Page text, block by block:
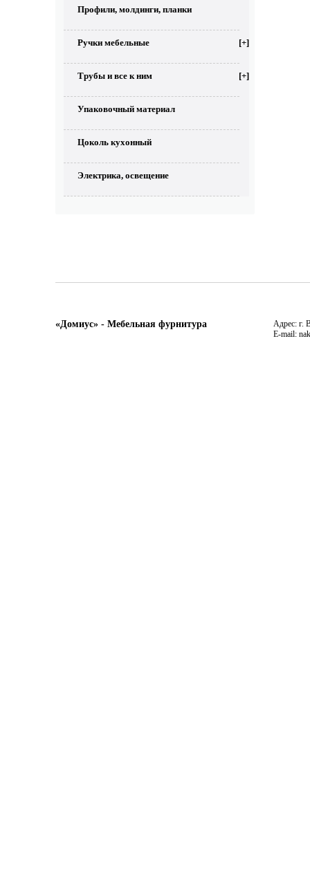
Профили, молдинги, планки
Ручки мебельные [+]
Трубы и все к ним [+]
Упаковочный материал
Цоколь кухонный
Электрика, освещение
«Домиус» - Мебельная фурнитура
Адрес: г.
E-mail: